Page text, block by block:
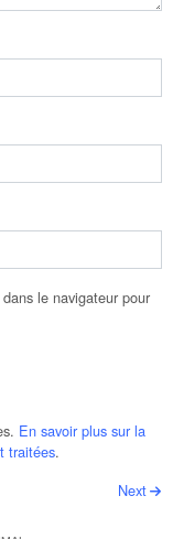
le navigateur pour
En savoir plus sur la
traitées.
Next